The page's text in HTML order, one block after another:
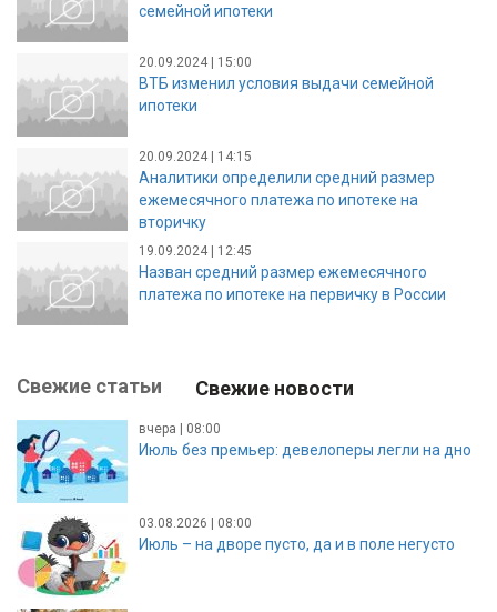
семейной ипотеки
20.09.2024 | 15:00
ВТБ изменил условия выдачи семейной
ипотеки
20.09.2024 | 14:15
Аналитики определили средний размер
ежемесячного платежа по ипотеке на
вторичку
19.09.2024 | 12:45
Назван средний размер ежемесячного
платежа по ипотеке на первичку в России
Свежие статьи Свежие новости
вчера | 08:00
Июль без премьер: девелоперы легли на дно
03.08.2026 | 08:00
Июль – на дворе пусто, да и в поле негусто